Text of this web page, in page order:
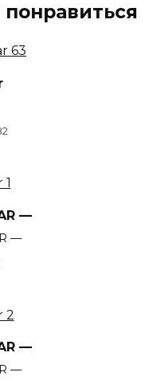
—
—
—
—